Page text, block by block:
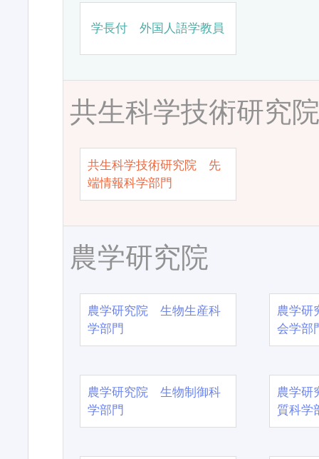
学長付 外国人語学教員
共生科学技術研究
共生科学技術研究院 先
端情報科学部門
農学研究院
農学研究院 生物生産科
学部門
農学
会学部
農学研究院 生物制御科
学部門
農学
質科学